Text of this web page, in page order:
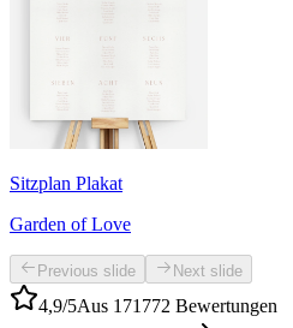
Sitzplan Plakat
Garden of Love
Previous slide Next slide
4,9/5Aus 171772 Bewertungen